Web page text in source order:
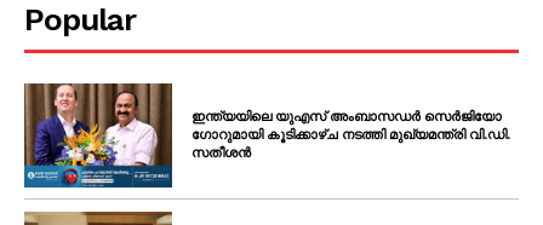
Popular
ഇന്ത്യയിലെ യുഎസ് അംബാസഡർ സെർജിയോ
ഗോറുമായി കൂടിക്കാഴ്ച നടത്തി മുഖ്യമന്ത്രി വി.ഡി.
സതീശൻ